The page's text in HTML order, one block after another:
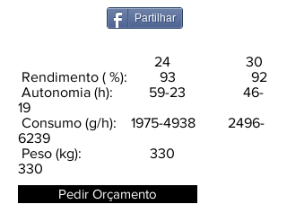
Partilhar
24 30
Rendimento ( %): 93 92
Autonomia (h): 59-23 46-
19
Consumo (g/h): 1975-4938
2496-
6239
Peso (kg): 330
330
Pedir Orçamento